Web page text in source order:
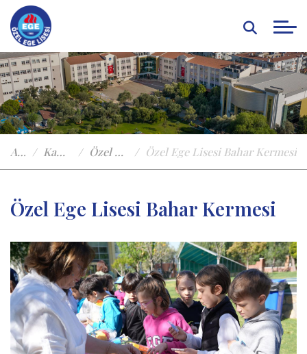
Anasayfa Kampüste Yaşam Özel Egeden Haberler Özel Ege Lisesi Bahar Kermesi
Özel Ege Lisesi Bahar Kermesi